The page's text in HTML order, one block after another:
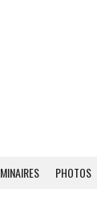
PHOTOS